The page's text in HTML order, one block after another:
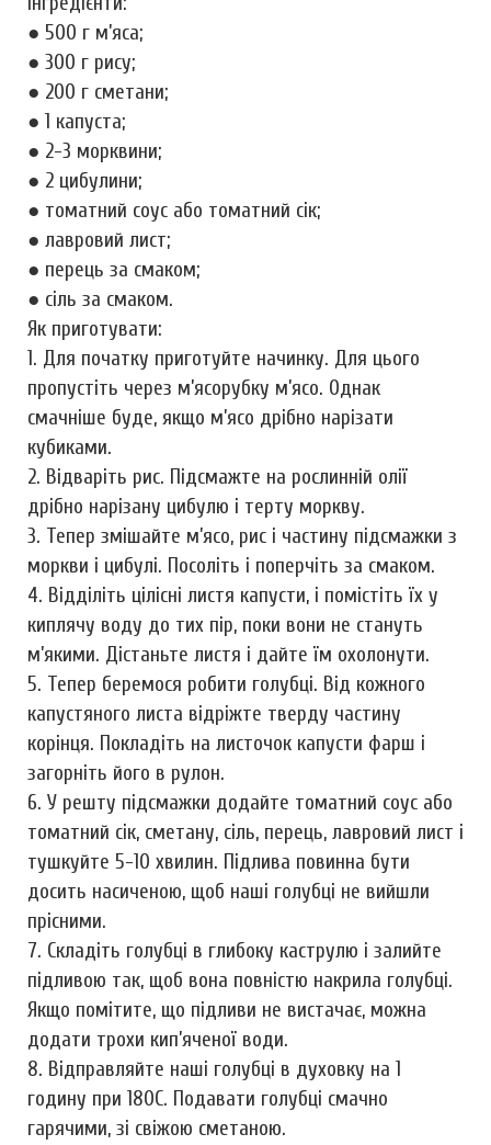
● 500 г м’яса;
● 300 г рису;
● 200 г сметани;
● 1 капуста;
● 2-3 морквини;
● 2 цибулини;
● томатний соус або томатний сік;
● лавровий лист;
● перець за смаком;
● сіль за смаком.
Як приготувати:
1. Для початку приготуйте начинку. Для цього
пропустіть через м’ясорубку м’ясо. Однак
смачніше буде, якщо м’ясо дрібно нарізати
кубиками.
2. Відваріть рис. Підсмажте на рослинній олії
дрібно нарізану цибулю і терту моркву.
3. Тепер змішайте м’ясо, рис і частину підсмажки з
моркви і цибулі. Посоліть і поперчіть за смаком.
4. Відділіть цілісні листя капусти, і помістіть їх у
киплячу воду до тих пір, поки вони не стануть
м’якими. Дістаньте листя і дайте їм охолонути.
5. Тепер беремося робити голубці. Від кожного
капустяного листа відріжте тверду частину
корінця. Покладіть на листочок капусти фарш і
загорніть його в рулон.
6. У решту підсмажки додайте томатний соус або
томатний сік, сметану, сіль, перець, лавровий лист і
тушкуйте 5-10 хвилин. Підлива повинна бути
досить насиченою, щоб наші голубці не вийшли
прісними.
7. Складіть голубці в глибоку каструлю і залийте
підливою так, щоб вона повністю накрила голубці.
Якщо помітите, що підливи не вистачає, можна
додати трохи кип’яченої води.
8. Відправляйте наші голубці в духовку на 1
годину при 180С. Подавати голубці смачно
гарячими, зі свіжою сметаною.